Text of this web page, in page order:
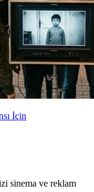
İçin
sinema ve reklam